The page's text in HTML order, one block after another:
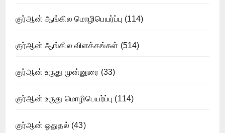
குர்ஆன் ஆங்கில மொழிபெயர்ப்பு (114)
குர்ஆன் ஆங்கில விளக்கங்கள் (514)
குர்ஆன் உருது முன்னுரை (33)
குர்ஆன் உருது மொழிபெயர்ப்பு (114)
குர்ஆன் ஓதுதல் (43)